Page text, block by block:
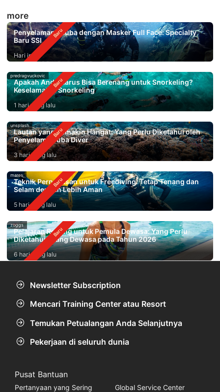
more
Penyelaman Scuba dengan Masker Full Face: Specialty
Baru SSI
Hari ini
predragvuckovic
Apakah Anda Harus Bisa Berenang untuk Snorkeling?
Keselamatan Snorkeling
1 hari yang lalu
unsplash
Lautan yang Semakin Hangat: Yang Perlu Diketahui oleh
Penyelam Scuba Diver
3 hari yang lalu
mares
Teknik Pernapasan untuk Freediving: Tetap Tenang dan
Selam dengan Lebih Aman
5 hari yang lalu
zoggs
Pelajaran Renang untuk Pemula Dewasa: Yang Perlu
Diketahui Orang Dewasa pada Tahun 2026
6 hari yang lalu
Newsletter Subscription
Mencari Training Center atau Resort
Temukan Petualangan Anda Selanjutnya
Pekerjaan di seluruh dunia
Pusat Bantuan
Pertanyaan yang Sering
Global Service Center